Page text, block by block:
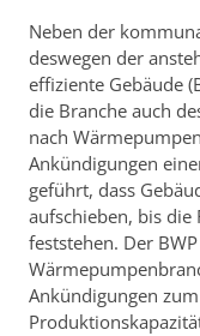
Neben der
deswegen der
effiziente Gebäude
die Branche auch
nach
Ankündigungen
geführt, dass
aufschieben, bis die
feststehen. Der
Ankündigungen